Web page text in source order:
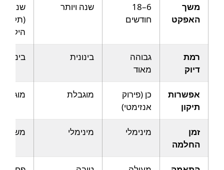
משך
האפקט
6–18
חודשים
שנה ויותר
שנים
(תלוי
רמת
דיוק
גבוהה
מאוד
בינונית בינונית
אפשרות
תיקון
כן (פירוק
אנזימטי)
מוגבלת
זמן
החלמה
מינימלי מינימלי